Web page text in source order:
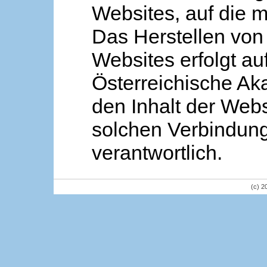
Websites, auf die
Das Herstellen
Websites erfolgt
Österreichische
den Inhalt der
solchen
verantwortlich.
(c)